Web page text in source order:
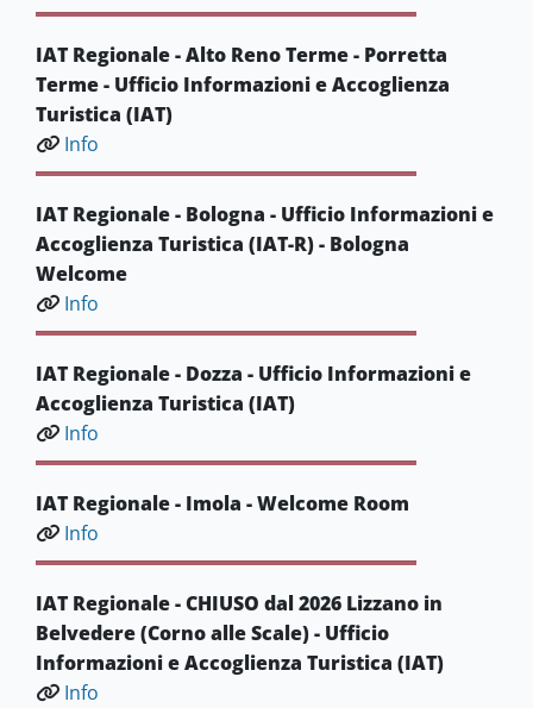
IAT Regionale - Alto Reno Terme - Porretta
Terme - Ufficio Informazioni e Accoglienza
Turistica (IAT)
Info
IAT Regionale - Bologna - Ufficio Informazioni e
Accoglienza Turistica (IAT-R) - Bologna
Welcome
Info
IAT Regionale - Dozza - Ufficio Informazioni e
Accoglienza Turistica (IAT)
Info
IAT Regionale - Imola - Welcome Room
Info
IAT Regionale - CHIUSO dal 2026 Lizzano in
Belvedere (Corno alle Scale) - Ufficio
Informazioni e Accoglienza Turistica (IAT)
Info